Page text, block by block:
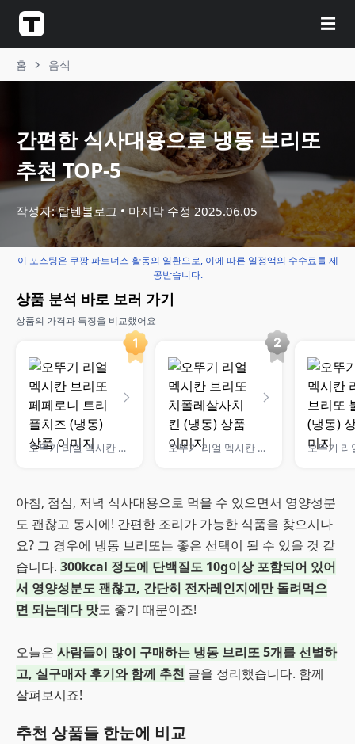
☰
홈 음식
간편한 식사대용으로 냉동 브리또
추천 TOP-5
작성자: 탑텐블로그 마지막 수정2025.06.05
이 포스팅은 쿠팡 파트너스 활동의 일환으로, 이에 따른 일정액의 수수료를 제
공받습니다.
상품 분석 바로 보러 가기
상품의 가격과 특징을 비교했어요
오뚜기 리얼 멕시칸 브리또 페페로니 트리플치즈 (냉동) 오뚜기 리얼 멕시칸 브리또 치폴레살사치킨 (냉동)
아침, 점심, 저녁 식사대용으로 먹을 수 있으면서 영양성분
도 괜찮고 동시에! 간편한 조리가 가능한 식품을 찾으시나
요? 그 경우에 냉동 브리또는 좋은 선택이 될 수 있을 것 같
습니다. 300kcal 정도에 단백질도 10g이상 포함되어 있어
서 영양성분도 괜찮고, 간단히 전자레인지에만 돌려먹으
면 되는데다 맛도 좋기 때문이죠!
오늘은 사람들이 많이 구매하는 냉동 브리또 5개를 선별하
고, 실구매자 후기와 함께 추천 글을 정리했습니다. 함께
살펴보시죠!
추천 상품들 한눈에 비교